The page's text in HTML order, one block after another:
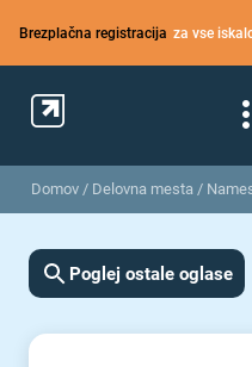
Brezplačna registracija za vse
Domov / Delovna mesta /
Poglej ostale oglase